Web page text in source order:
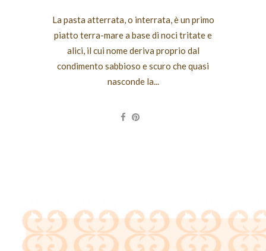
La pasta atterrata, o interrata, è un primo
piatto terra-mare a base di noci tritate e
alici, il cui nome deriva proprio dal
condimento sabbioso e scuro che quasi
nasconde la...